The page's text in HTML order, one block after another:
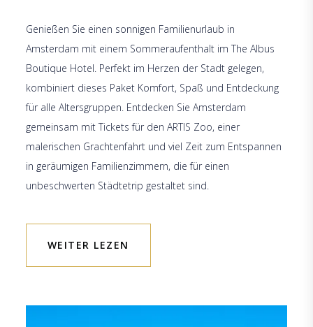
Genießen Sie einen sonnigen Familienurlaub in
Amsterdam mit einem Sommeraufenthalt im The Albus
Boutique Hotel. Perfekt im Herzen der Stadt gelegen,
kombiniert dieses Paket Komfort, Spaß und Entdeckung
für alle Altersgruppen. Entdecken Sie Amsterdam
gemeinsam mit Tickets für den ARTIS Zoo, einer
malerischen Grachtenfahrt und viel Zeit zum Entspannen
in geräumigen Familienzimmern, die für einen
unbeschwerten Städtetrip gestaltet sind.
WEITER LEZEN